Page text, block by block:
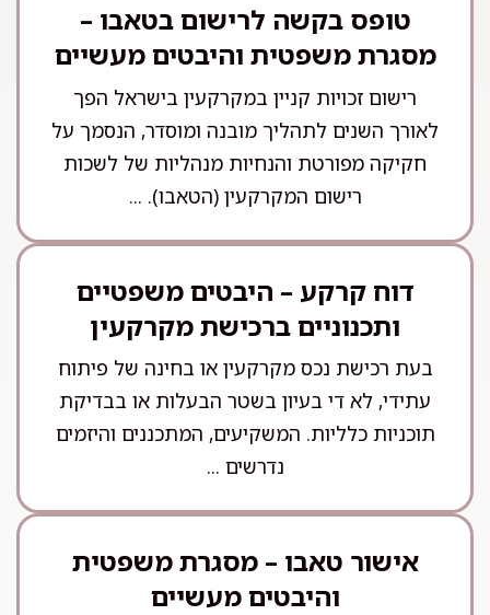
טופס בקשה לרישום בטאבו –
מסגרת משפטית והיבטים מעשיים
רישום זכויות קניין במקרקעין בישראל הפך
לאורך השנים לתהליך מובנה ומוסדר, הנסמך על
חקיקה מפורטת והנחיות מנהליות של לשכות
רישום המקרקעין (הטאבו). ...
דוח קרקע – היבטים משפטיים
ותכנוניים ברכישת מקרקעין
בעת רכישת נכס מקרקעין או בחינה של פיתוח
עתידי, לא די בעיון בשטר הבעלות או בבדיקת
תוכניות כלליות. המשקיעים, המתכננים והיזמים
נדרשים ...
אישור טאבו – מסגרת משפטית
והיבטים מעשיים